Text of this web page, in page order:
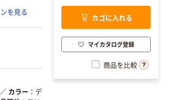
を見る
／ カラー
デ
カゴに入れる
マイカタログ登録
商品を比較